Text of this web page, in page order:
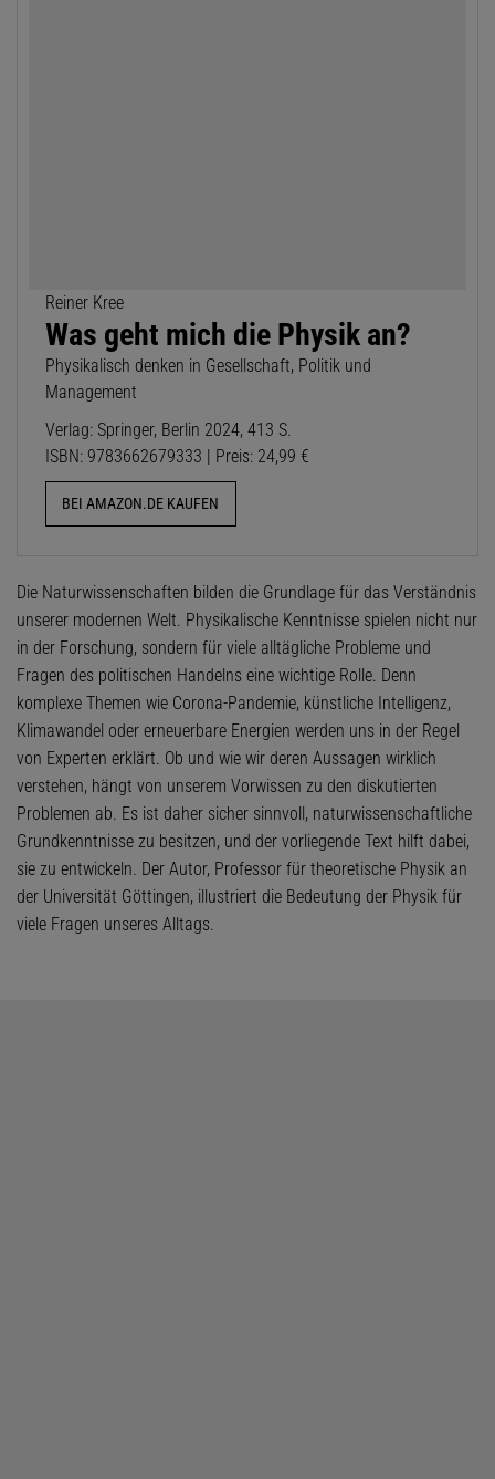
Reiner Kree
Was geht mich die Physik an?
Physikalisch denken in Gesellschaft, Politik und
Management
Verlag: Springer, Berlin 2024, 413 S.
ISBN: 9783662679333 | Preis: 24,99 €
BEI AMAZON.DE KAUFEN
Die Naturwissenschaften bilden die Grundlage für das Verständnis
unserer modernen Welt. Physikalische Kenntnisse spielen nicht nur
in der Forschung, sondern für viele alltägliche Probleme und
Fragen des politischen Handelns eine wichtige Rolle. Denn
komplexe Themen wie Corona-Pandemie, künstliche Intelligenz,
Klimawandel oder erneuerbare Energien werden uns in der Regel
von Experten erklärt. Ob und wie wir deren Aussagen wirklich
verstehen, hängt von unserem Vorwissen zu den diskutierten
Problemen ab. Es ist daher sicher sinnvoll, naturwissenschaftliche
Grundkenntnisse zu besitzen, und der vorliegende Text hilft dabei,
sie zu entwickeln. Der Autor, Professor für theoretische Physik an
der Universität Göttingen, illustriert die Bedeutung der Physik für
viele Fragen unseres Alltags.